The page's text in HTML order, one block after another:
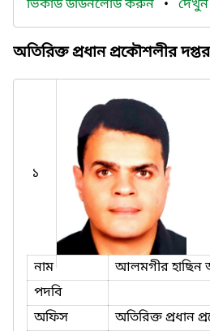
ভিকার্ড ডাউনলোড করুন • দেখুন
অতিরিক্ত প্রধান প্রকৌশলীর দপ্তর
১
নাম
আলমগীর হাছিন
পদবি
অফিস
অতিরিক্ত প্রধান